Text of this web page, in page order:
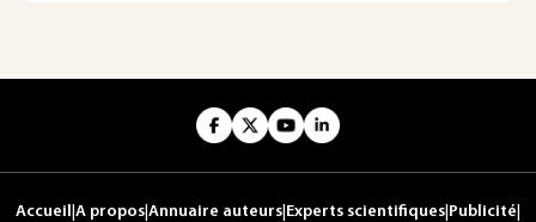
Accueil A propos Annuaire auteurs Experts scientifiques Publicité